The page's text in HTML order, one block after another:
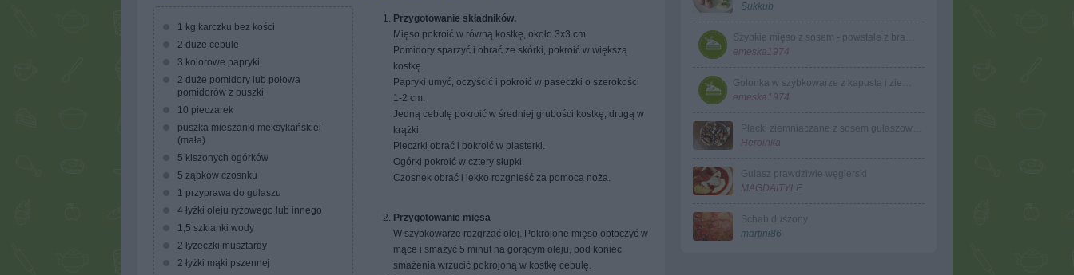
1 kg karczku bez kości
2 duże cebule
3 kolorowe papryki
2 duże pomidory lub połowa
pomidorów z puszki
10 pieczarek
puszka mieszanki meksykańskiej
(mała)
5 kiszonych ogórków
5 ząbków czosnku
1 przyprawa do gulaszu
4 łyżki oleju ryżowego lub innego
1,5 szklanki wody
2 łyżeczki musztardy
2 łyżki mąki pszennej
Przygotowanie składników.
Mięso pokroić w równą kostkę, około 3x3 cm.
Pomidory sparzyć i obrać ze skórki, pokroić w większą
kostkę.
Papryki umyć, oczyścić i pokroić w paseczki o szerokości
1-2 cm.
Jedną cebulę pokroić w średniej grubości kostkę, drugą w
krążki.
Pieczrki obrać i pokroić w plasterki.
Ogórki pokroić w cztery słupki.
Czosnek obrać i lekko rozgnieść za pomocą noża.
Przygotowanie mięsa
W szybkowarze rozgrzać olej. Pokrojone mięso obtoczyć w
mące i smażyć 5 minut na gorącym oleju, pod koniec
smażenia wrzucić pokrojoną w kostkę cebulę.
Sukkub
emeska1974
emeska1974
Heroinka
Gulasz prawdziwie węgierski
MAGDAITYLE
Schab duszony
martini86